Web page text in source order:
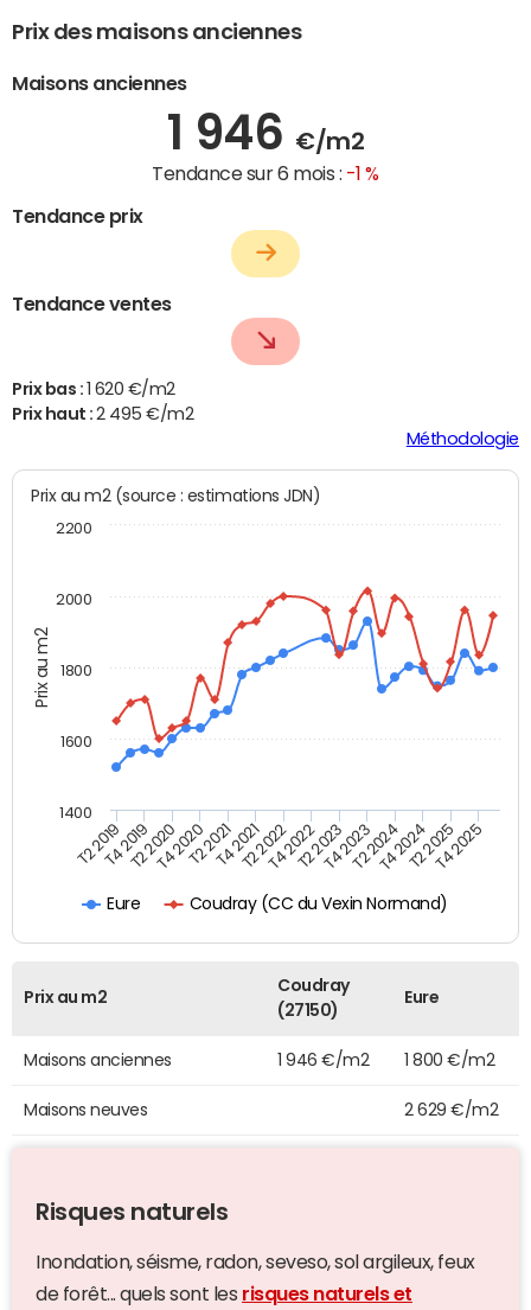
Prix des maisons anciennes
Maisons anciennes
1 946 €/m2
Tendance sur 6 mois : -1 %
Tendance prix
Tendance ventes
Prix bas : 1 620 €/m2
Prix haut :2 495 €/m2
Méthodologie
Prix au m2
Prix au m2 (source : estimations JDN)
Eure Coudray (CC du Vexin Normand)
T2 2019T4 2019T2 2020T4 2020T2 2021T4 2021T2 2022T4 2022T2 2023T4 2023T2 2024T4 2024T2 2025T4 2025
1400
1600
1800
2000
2200
Prix au m2
Coudray
(27150)
Eure
Maisons anciennes 1 946 €/m2 1 800 €/m2
Maisons neuves 2 629 €/m2
Risques naturels
Inondation, séisme, radon, seveso, sol argileux, feux
de forêt... quels sont les risques naturels et